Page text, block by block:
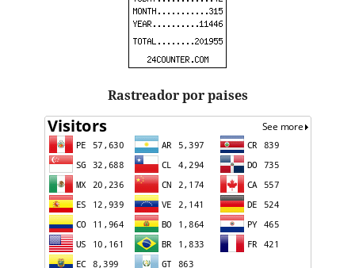
Rastreador por paises